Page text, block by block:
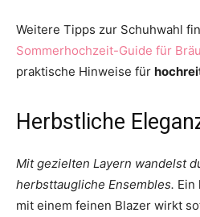
Weitere Tipps zur Schuhwahl
Sommerhochzeit-Guide für
praktische Hinweise für
Herbstliche
Mit gezielten Layern wandelst
herbsttaugliche Ensembles. Ein
mit einem feinen Blazer wirkt